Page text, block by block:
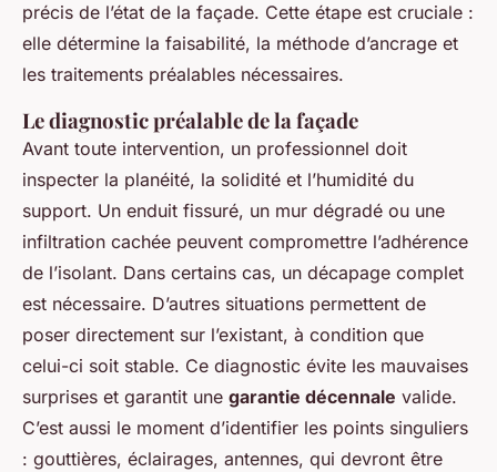
précis de l’état de la façade. Cette étape est cruciale :
elle détermine la faisabilité, la méthode d’ancrage et
les traitements préalables nécessaires.
Le diagnostic préalable de la façade
Avant toute intervention, un professionnel doit
inspecter la planéité, la solidité et l’humidité du
support. Un enduit fissuré, un mur dégradé ou une
infiltration cachée peuvent compromettre l’adhérence
de l’isolant. Dans certains cas, un décapage complet
est nécessaire. D’autres situations permettent de
poser directement sur l’existant, à condition que
celui-ci soit stable. Ce diagnostic évite les mauvaises
surprises et garantit une garantie décennale valide.
C’est aussi le moment d’identifier les points singuliers
: gouttières, éclairages, antennes, qui devront être